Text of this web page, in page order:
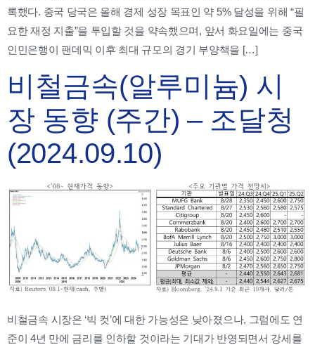
록했다. 중국 당국은 올해 경제 성장 목표인 약 5% 달성을 위해 “필
요한 재정 지출”을 투입할 것을 약속했으며, 앞서 화요일에는 중국
인민은행이 팬데믹 이후 최대 규모의 경기 부양책을 […]
비철금속(알루미늄) 시
장 동향 (주간) – 조달청
(2024.09.10)
비철금속 시장은 ‘빅 컷’에 대한 가능성은 낮아졌으나, 그럼에도 연
준이 4년 만에 금리를 인하할 것이라는 기대가 반영되면서 강세를